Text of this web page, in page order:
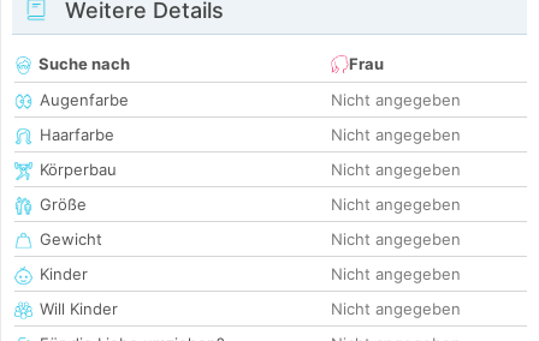
Weitere Details
Suche nach
Frau
Augenfarbe
Nicht angegeben
Haarfarbe
Nicht angegeben
Körperbau
Nicht angegeben
Größe
Nicht angegeben
Gewicht
Nicht angegeben
Kinder
Nicht angegeben
Will Kinder
Nicht angegeben